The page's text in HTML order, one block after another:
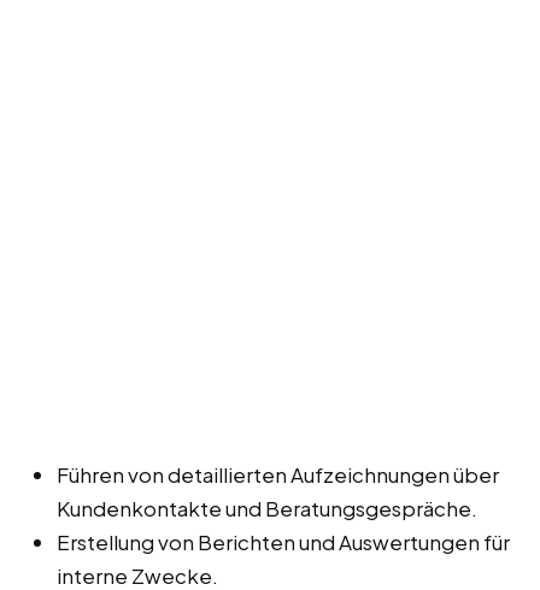
Führen von detaillierten Aufzeichnungen über
Kundenkontakte und Beratungsgespräche.
Erstellung von Berichten und Auswertungen für
interne Zwecke.